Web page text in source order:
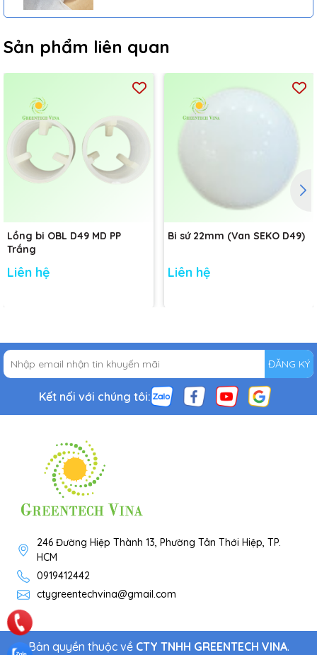
Sản phẩm liên quan
Lồng bi OBL D49 MD PP
Trắng
Liên hệ
Bi sứ 22mm (Van SEKO D49)
Liên hệ
ĐĂNG KÝ
Kết nối với chúng tôi:
246 Đường Hiệp Thành 13, Phường Tân Thới Hiệp, TP.
HCM
0919412442
ctygreentechvina@gmail.com
Bản quyền thuộc về CTY TNHH GREENTECH VINA.